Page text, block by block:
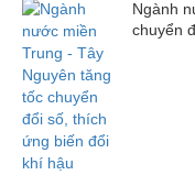
Ngành
chuyển